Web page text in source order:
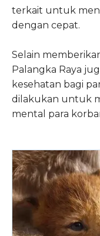
terkait untuk
dengan cepat.
Selain
Palangka Raya
kesehatan bagi
dilakukan untuk
mental para